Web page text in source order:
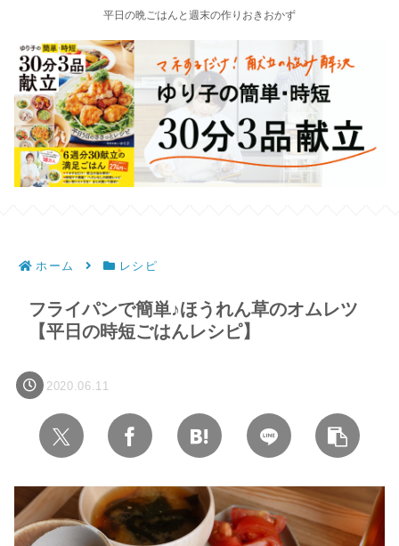
平日の晩ごはんと週末の作りおきおかず
ホーム レシピ
フライパンで簡単♪ほうれん草のオムレツ
【平日の時短ごはんレシピ】
2020.06.11